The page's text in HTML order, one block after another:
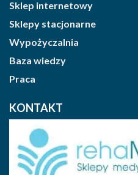
Sklep internetowy
Sklepy stacjonarne
Wypożyczalnia
Baza wiedzy
Praca
KONTAKT